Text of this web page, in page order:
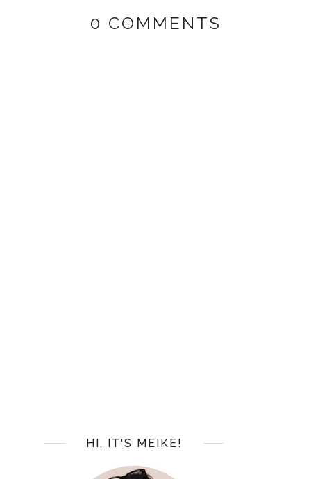
0 COMMENTS
HI, IT'S MEIKE!